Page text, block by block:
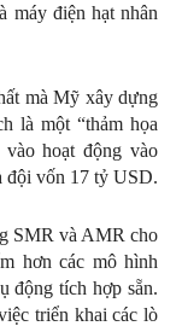
máy điện hạt nhân
mà Mỹ xây dựng
là một “thảm họa
hoạt động vào
đội vốn 17 tỷ USD.
SMR và AMR cho
hơn các mô hình
động tích hợp sẵn.
triển khai các lò